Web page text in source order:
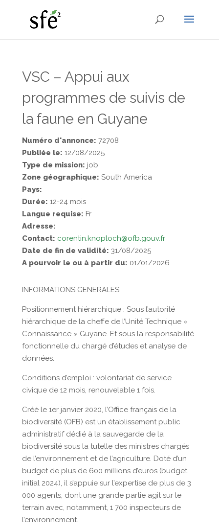
VSC – Appui aux
programmes de suivis de
la faune en Guyane
Numéro d'annonce: 72708
Publiée le: 12/08/2025
Type de mission: job
Zone géographique: South America
Pays:
Durée: 12-24 mois
Langue requise: Fr
Adresse:
Contact: corentin.knoploch@ofb.gouv.fr
Date de fin de validité: 31/08/2025
A pourvoir le ou à partir du: 01/01/2026
INFORMATIONS GENERALES
Positionnement hiérarchique : Sous l’autorité
hiérarchique de la cheffe de l’Unité Technique «
Connaissance » Guyane. Et sous la responsabilité
fonctionnelle du chargé d’études et analyse de
données.
Conditions d’emploi : volontariat de service
civique de 12 mois, renouvelable 1 fois.
Créé le 1er janvier 2020, l’Office français de la
biodiversité (OFB) est un établissement public
administratif dédié à la sauvegarde de la
biodiversité sous la tutelle des ministres chargés
de l’environnement et de l’agriculture. Doté d’un
budget de plus de 600 millions d’euros (budget
initial 2024), il s’appuie sur l’expertise de plus de 3
000 agents, dont une grande partie agit sur le
terrain avec, notamment, 1 700 inspecteurs de
l’environnement.